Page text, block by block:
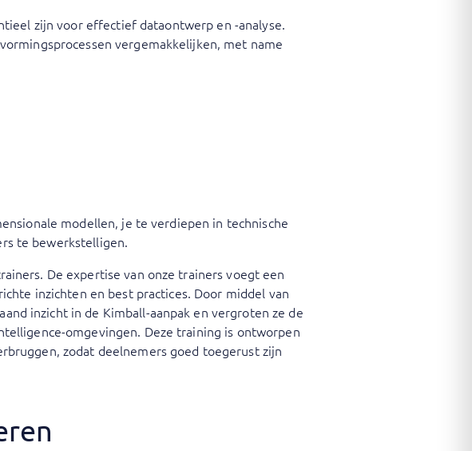
zijn voor effectief dataontwerp en -analyse.
vergemakkelijken, met name
modellen, je te verdiepen in technische
te bewerkstelligen.
De expertise van onze trainers voegt een
inzichten en best practices. Door middel van
inzicht in de Kimball-aanpak en vergroten ze de
omgevingen. Deze training is ontworpen
zodat deelnemers goed toegerust zijn